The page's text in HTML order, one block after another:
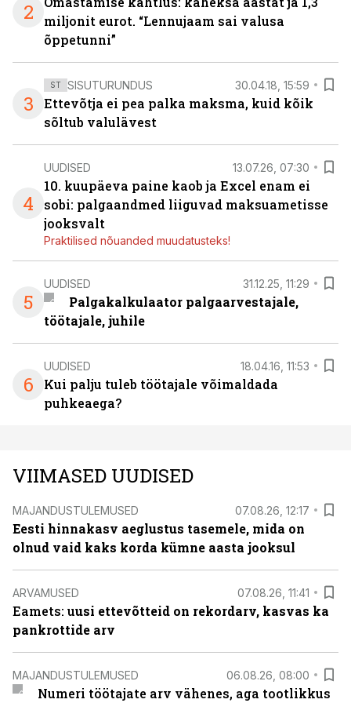
2
miljonit eurot. “Lennujaam sai valusa
õppetunni”
3
ST SISUTURUNDUS 30.04.18, 15:59
Ettevõtja ei pea palka maksma, kuid kõik
sõltub valulävest
4
UUDISED 13.07.26, 07:30
10. kuupäeva paine kaob ja Excel enam ei
sobi: palgaandmed liiguvad maksuametisse
jooksvalt
Praktilised nõuanded muudatusteks!
5
UUDISED 31.12.25, 11:29
Palgakalkulaator palgaarvestajale,
töötajale, juhile
6
UUDISED 18.04.16, 11:53
Kui palju tuleb töötajale võimaldada
puhkeaega?
VIIMASED UUDISED
MAJANDUSTULEMUSED 07.08.26, 12:17
Eesti hinnakasv aeglustus tasemele, mida on
olnud vaid kaks korda kümne aasta jooksul
ARVAMUSED 07.08.26, 11:41
Eamets: uusi ettevõtteid on rekordarv, kasvas ka
pankrottide arv
MAJANDUSTULEMUSED 06.08.26, 08:00
Numeri töötajate arv vähenes, aga tootlikkus